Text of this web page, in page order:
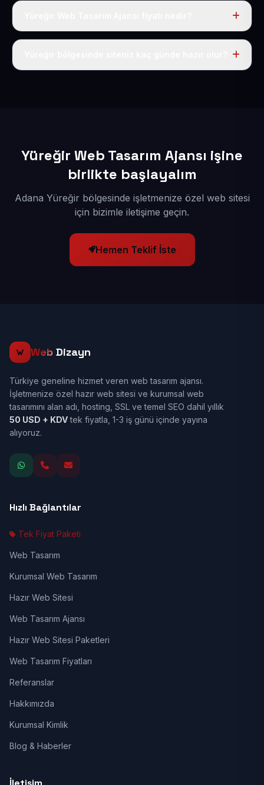
Tek fiyat uygulanır: yıllık 50 USD + KDV. Bu bedele alan
Yüreğir Web Tasarım Ajansı işine
birlikte başlayalım
Adana Yüreğir bölgesinde işletmenize özel web sitesi
için bizimle iletişime geçin.
Hemen Teklif İste
Web Dizayn
Türkiye geneline hizmet veren web tasarım ajansı.
İşletmenize özel hazır web sitesi ve kurumsal web
tasarımını alan adı, hosting, SSL ve temel SEO dahil yıllık
50 USD + KDVtek fiyatla, 1-3 iş günü içinde yayına
alıyoruz.
Hızlı Bağlantılar
Tek Fiyat Paketi
Web Tasarım
Kurumsal Web Tasarım
Hazır Web Sitesi
Web Tasarım Ajansı
Hazır Web Sitesi Paketleri
Web Tasarım Fiyatları
Referanslar
Hakkımızda
Kurumsal Kimlik
Blog & Haberler